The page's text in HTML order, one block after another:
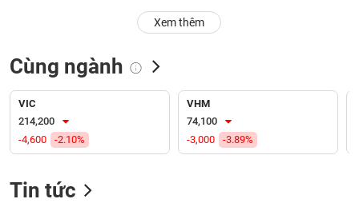
dõi
biệt
Không
được
Xem thêm
Cùng ngành
VIC
214,200
-4,600
-2.10%
VHM
74,100
-3,000
-3.89%
Tin tức
CÔNG
ĐẦU
TƯ
DỮ
LIỆU